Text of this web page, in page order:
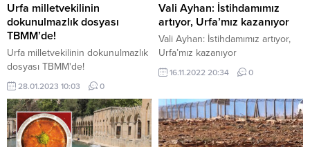
Urfa milletvekilinin
dokunulmazlık dosyası
TBMM’de!
Urfa milletvekilinin dokunulmazlık
dosyası TBMM'de!
28.01.2023 10:03 0
Vali Ayhan: İstihdamımız
artıyor, Urfa’mız kazanıyor
Vali Ayhan: İstihdamımız artıyor,
Urfa’mız kazanıyor
16.11.2022 20:34 0